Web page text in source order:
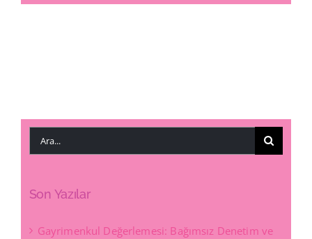
Ara:
Son Yazılar
Gayrimenkul Değerlemesi: Bağımsız Denetim ve